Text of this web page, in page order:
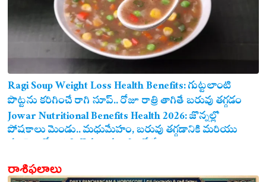
Ragi Soup Weight Loss Health Benefits: గుట్టలాంటి
పొట్టను కరిగించే రాగి సూప్.. రోజూ రాత్రి తాగితే బరువు తగ్గడం
ఖాయం!
Jowar Nutritional Benefits Health 2026: జొన్నల్లో
పోషకాలు మెండు.. మధుమేహం, బరువు తగ్గడానికి మరియు
గుండె ఆరోగ్యానికి జొన్న అన్నం ఎంతో మేలు!
రాశిఫలాలు